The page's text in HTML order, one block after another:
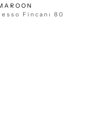
Fincanı 80